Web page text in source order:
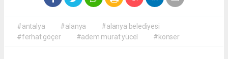
#antalya #alanya
#alanya belediyesi
#ferhat göçer
#adem murat yücel #konser